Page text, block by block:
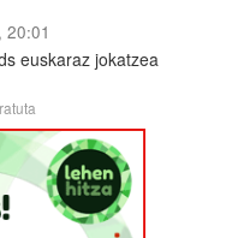
20:01
euskaraz jokatzea